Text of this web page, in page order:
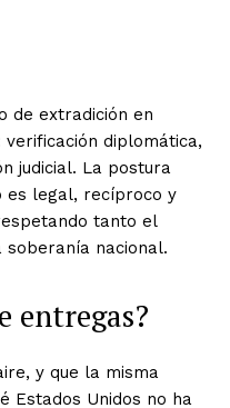
de extradición en
diplomática,
judicial. La postura
es legal, recíproco y
tanto el
nacional.
entregas?
y que la misma
Estados Unidos no ha